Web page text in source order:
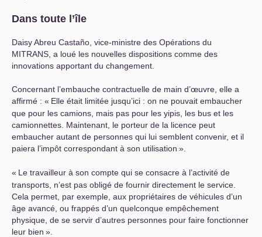
Dans toute l’île
Daisy Abreu Castaño, vice-ministre des Opérations du
MITRANS , a loué les nouvelles dispositions comme des
innovations apportant du changement.
Concernant l’embauche contractuelle de main d’œuvre, elle a
affirmé : « Elle était limitée jusqu’ici : on ne pouvait embaucher
que pour les camions, mais pas pour les yipis, les bus et les
camionnettes. Maintenant, le porteur de la licence peut
embaucher autant de personnes qui lui semblent convenir, et il
paiera l’impôt correspondant à son utilisation ».
« Le travailleur à son compte qui se consacre à l’activité de
transports, n’est pas obligé de fournir directement le service.
Cela permet, par exemple, aux propriétaires de véhicules d’un
âge avancé, ou frappés d’un quelconque empêchement
physique, de se servir d’autres personnes pour faire fonctionner
leur bien ».